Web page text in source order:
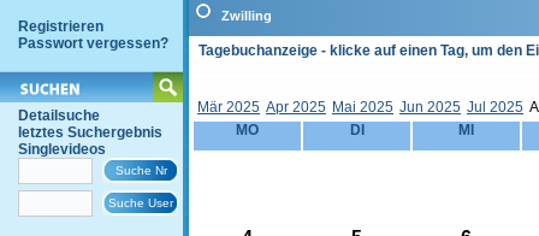
Registrieren
Passwort vergessen?
Detailsuche
letztes Suchergebnis
Singlevideos
Zwilling
Tagebuchanzeige - klicke auf einen Tag, um den
Mär 2025 Apr 2025 Mai 2025 Jun 2025 Jul 2025
MO
DI MI